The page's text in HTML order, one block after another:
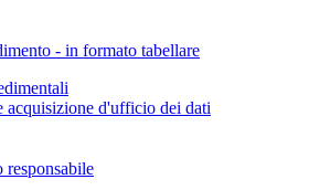
- in formato tabellare
acquisizione d'ufficio dei dati